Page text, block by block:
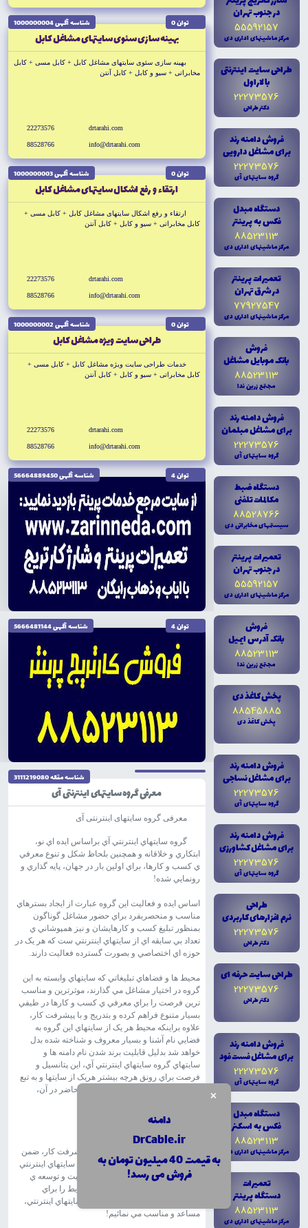
×
دامنه
DrCable.ir
به قیمت 40 میلیون تومان به
فروش می رسد!
در جنوب تهران
55592157
مرکز ماشينهاى ادارى دى
طراحى سايت اينترنتى
با لاراول
22273576
دکتر طراحى
فروش دامنه رند
براى مشاغل دارويى
22273576
گروه سايتهاى آى
دستگاه مبدل
فکس به پرينتر
88523113
مرکز ماشينهاى ادارى دى
تعميرات پرينتر
در شرق تهران
77927547
مرکز ماشينهاى ادارى دى
فروش
بانک موبايل مشاغل
88523113
مجتمع زرين ندا
فروش دامنه رند
براى مشاغل مبلمان
22273576
گروه سايتهاى آى
دستگاه ضبط
مکالمات تلفنى
88528766
سيستمهاى مخابراتى دى
تعميرات پرينتر
در جنوب تهران
55592157
مرکز ماشينهاى ادارى دى
فروش
بانک آدرس ايميل
88523113
مجتمع زرين ندا
پخش کاغذ دى
88545885
پخش کاغذ دى
فروش دامنه رند
براى مشاغل نساجى
22273576
گروه سايتهاى آى
فروش دامنه رند
براى مشاغل کشاورزى
22273576
گروه سايتهاى آى
طراحى
نرم افزارهاى کاربردى
22273576
دکتر طراحى
طراحى سايت حرفه اى
22273576
دکتر طراحى
فروش دامنه رند
براى مشاغل فست فود
22273576
گروه سايتهاى آى
دستگاه مبدل
فکس به اسکنر
88523113
مرکز ماشينهاى ادارى دى
تعميرات
دستگاه پرينتر
88523113
مرکز ماشينهاى ادارى دى
توان 0 شناسه آگهى 1000000004
بهينه سازى سئوى سايتهاى مشاغل کابل
بهينه سازى سئوى سايتهاى مشاغل کابل + کابل مسى + کابل
مخابراتى + سيو و کابل + کابل آنتن
drtarahi.com
info@drtarahi.com
22273576
88528766
توان 0 شناسه آگهى 1000000003
ارتقاء و رفع اشکال سايتهاى مشاغل کابل
ارتقاء و رفع اشکال سايتهاى مشاغل کابل + کابل مسى +
کابل مخابراتى + سيو و کابل + کابل آنتن
drtarahi.com
info@drtarahi.com
22273576
88528766
توان 0 شناسه آگهى 1000000002
طراحى سايت ويژه مشاغل کابل
خدمات طراحى سايت ويژه مشاغل کابل + کابل مسى +
کابل مخابراتى + سيو و کابل + کابل آنتن
drtarahi.com
info@drtarahi.com
22273576
88528766
توان 4 شناسه آگهى 56664889450
توان 4 شناسه آگهى 5666481144
تاریخ نگارش 1404/10/04
شناسه مقاله 3111219080
معرفی گروه سایتهای اینترنتی آی
معرفی گروه سایتهای اینترنتی آی
گروه سايتهاي اينترنتي آي براساس ايده اي نو،
ابتکاري و خلاقانه و همچنين بلحاظ شکل و تنوع معرفي
ي کسب و کارها، براي اولين بار در جهان، پايه گذاري و
رونمايي شده!
اساس ايده و فعاليت اين گروه عبارت از ايجاد بسترهاي
مناسب و منحصربفرد براي حضور مشاغل گوناگون
بمنظور تبليغ کسب و کارهايشان و نيز همپوشاني ي
تعداد بي سابقه اي از سايتهاي اينترنتي ست که هر يک در
حوزه اي اختصاصي و بصورت گسترده فعاليت دارند.
محيط ها و فضاهاي تبليغاتي که سايتهاي وابسته به اين
گروه در اختيار مشاغل مي گذارند، موثرترين و مناسب
ترين فرصت را براي معرفي ي کسب و کارها در طيفي
بسيار متنوع فراهم کرده و بتدريج و با پيشرفت کار،
علاوه براينکه محيط هر يک از سايتهاي اين گروه به
فضايي نام آشنا و بسيار معروف و شناخته شده بدل
خواهد شد بدليل قابليت برند شدن نام دامنه ها و
سايتهاي گروه سايتهاي اينترنتي آي، اين پتانسيل و
فرصت براي رونق هرچه بيشتر هريک از سايتها و به تبع
آن تبليغ و معرفي ي کسب و کارهاي حاضر در آن،
لازم به توضيح است که متناسب با پيشرفت کار، ضمن
اينکه بتدريج از قابليت هاي جديد گروه سايتهاي اينترنتي
آي رونمائي خواهد شد، با افزايش کيفيت و توسعه ي
بخش هاي گوناگون، هرچه بيشتر شرايط را براي
استقبال کسب و کارها از اين گروه سايتهاي اينترنتي،
مساعد و مناسب مي نمائيم!